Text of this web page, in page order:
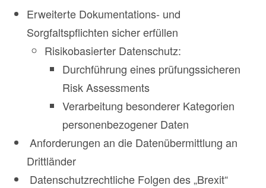
Erweiterte Dokumentations- und
Sorgfaltspflichten sicher erfüllen
Risikobasierter Datenschutz:
Durchführung eines prüfungssicheren
Risk Assessments
Verarbeitung besonderer Kategorien
personenbezogener Daten
Anforderungen an die Datenübermittlung an
Drittländer
Datenschutzrechtliche Folgen des „Brexit“